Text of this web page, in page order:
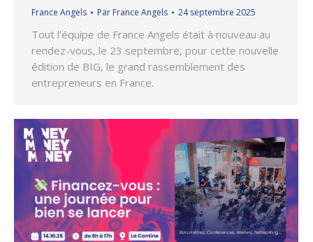
France Angels Par France Angels 24 septembre 2025
Tout l’équipe de France Angels était à nouveau au
rendez-vous, le 23 septembre, pour cette nouvelle
édition de BIG, le grand rassemblement des
entrepreneurs en France.